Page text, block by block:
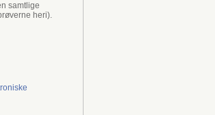
samtlige
heri).